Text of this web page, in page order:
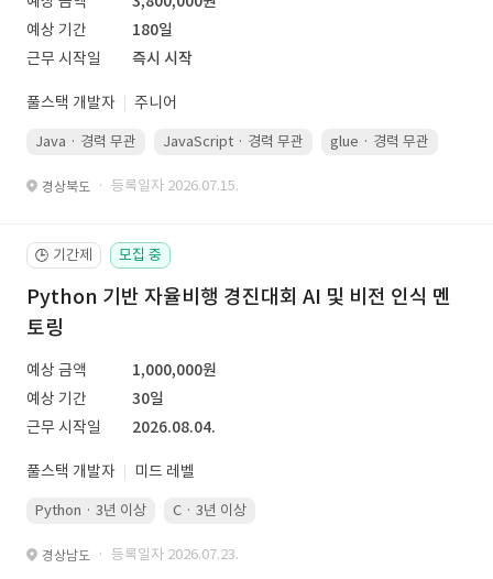
예상 기간
180일
근무 시작일
즉시 시작
풀스택 개발자 주니어
Java · 경력 무관 JavaScript · 경력 무관 glue · 경력 무관
경상북도 · 등록일자 2026.07.15.
🕒 기간제 모집 중
Python 기반 자율비행 경진대회 AI 및 비전 인식 멘
토링
예상 금액
1,000,000원
예상 기간
30일
근무 시작일
2026.08.04.
풀스택 개발자 미드 레벨
Python · 3년 이상 C · 3년 이상
경상남도 · 등록일자 2026.07.23.